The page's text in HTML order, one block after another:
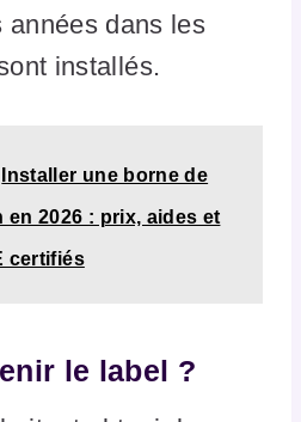
années dans les
installés.
Installer une borne de
en 2026 : prix, aides et
certifiés
le label ?